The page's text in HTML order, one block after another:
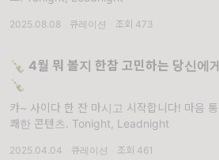
2025.08.08 큐레이션 조회 473
🍾 4월 뭐 볼지 한참 고민하는 당신에게
🍾
캬~ 사이다 한 잔 마시고 시작합니다! 마음 통
쾌한 콘텐츠. Tonight, Leadnight
2025.04.04 큐레이션 조회 461